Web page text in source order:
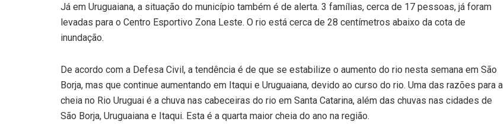
Já em Uruguaiana, a situação do município também é de alerta. 3 famílias, cerca de 17 pessoas, já foram
levadas para o Centro Esportivo Zona Leste. O rio está cerca de 28 centímetros abaixo da cota de
inundação.
De acordo com a Defesa Civil, a tendência é de que se estabilize o aumento do rio nesta semana em São
Borja, mas que continue aumentando em Itaqui e Uruguaiana, devido ao curso do rio. Uma das razões para a
cheia no Rio Uruguai é a chuva nas cabeceiras do rio em Santa Catarina, além das chuvas nas cidades de
São Borja, Uruguaiana e Itaqui. Esta é a quarta maior cheia do ano na região.